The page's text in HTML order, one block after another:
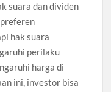
suara dan dividen
hak suara
perilaku
harga di
ini, investor bisa